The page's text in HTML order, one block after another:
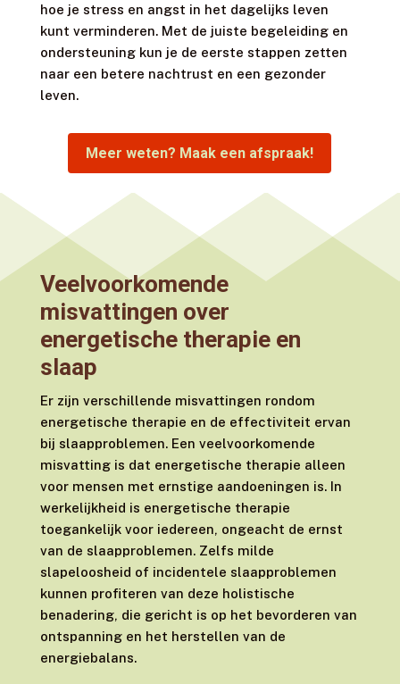
hoe je stress en angst in het dagelijks leven
kunt verminderen. Met de juiste begeleiding en
ondersteuning kun je de eerste stappen zetten
naar een betere nachtrust en een gezonder
leven.
Meer weten? Maak een afspraak!
Veelvoorkomende
misvattingen over
energetische therapie en
slaap
Er zijn verschillende misvattingen rondom
energetische therapie en de effectiviteit ervan
bij slaapproblemen. Een veelvoorkomende
misvatting is dat energetische therapie alleen
voor mensen met ernstige aandoeningen is. In
werkelijkheid is energetische therapie
toegankelijk voor iedereen, ongeacht de ernst
van de slaapproblemen. Zelfs milde
slapeloosheid of incidentele slaapproblemen
kunnen profiteren van deze holistische
benadering, die gericht is op het bevorderen van
ontspanning en het herstellen van de
energiebalans.